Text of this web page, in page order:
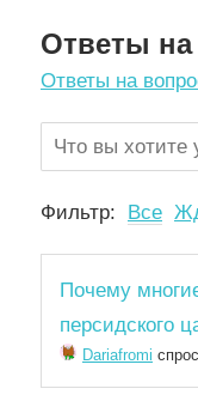
Ответы
Ответы на
Фильтр: Все
Почему
персидского
Dariafromi